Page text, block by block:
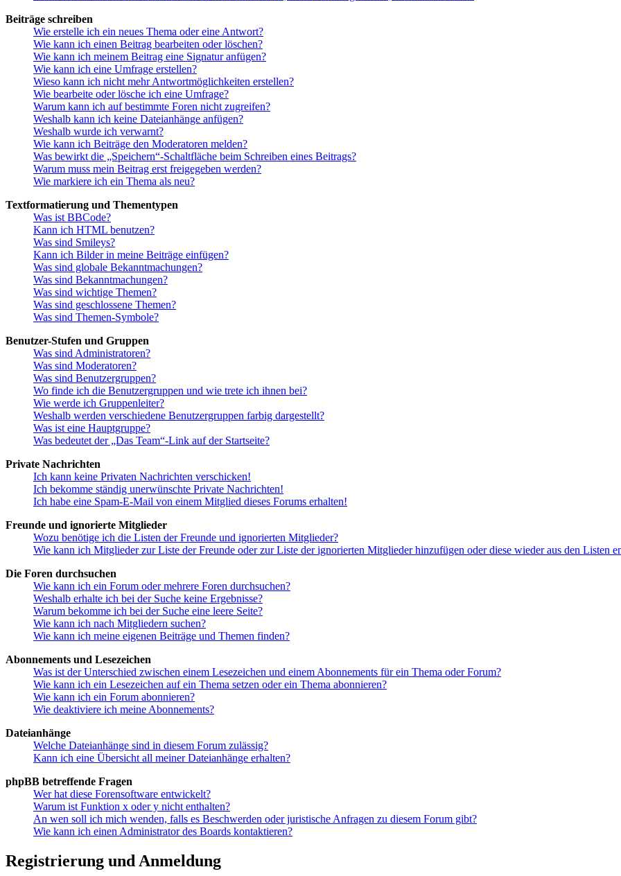
Beiträge schreiben
Wie erstelle ich ein neues Thema oder eine Antwort?
Wie kann ich einen Beitrag bearbeiten oder löschen?
Wie kann ich meinem Beitrag eine Signatur anfügen?
Wie kann ich eine Umfrage erstellen?
Wieso kann ich nicht mehr Antwortmöglichkeiten erstellen?
Wie bearbeite oder lösche ich eine Umfrage?
Warum kann ich auf bestimmte Foren nicht zugreifen?
Weshalb kann ich keine Dateianhänge anfügen?
Weshalb wurde ich verwarnt?
Wie kann ich Beiträge den Moderatoren melden?
Was bewirkt die „Speichern“-Schaltfläche beim Schreiben eines Beitrags?
Warum muss mein Beitrag erst freigegeben werden?
Wie markiere ich ein Thema als neu?
Textformatierung und Thementypen
Was ist BBCode?
Kann ich HTML benutzen?
Was sind Smileys?
Kann ich Bilder in meine Beiträge einfügen?
Was sind globale Bekanntmachungen?
Was sind Bekanntmachungen?
Was sind wichtige Themen?
Was sind geschlossene Themen?
Was sind Themen-Symbole?
Benutzer-Stufen und Gruppen
Was sind Administratoren?
Was sind Moderatoren?
Was sind Benutzergruppen?
Wo finde ich die Benutzergruppen und wie trete ich ihnen bei?
Wie werde ich Gruppenleiter?
Weshalb werden verschiedene Benutzergruppen farbig dargestellt?
Was ist eine Hauptgruppe?
Was bedeutet der „Das Team“-Link auf der Startseite?
Private Nachrichten
Ich kann keine Privaten Nachrichten verschicken!
Ich bekomme ständig unerwünschte Private Nachrichten!
Ich habe eine Spam-E-Mail von einem Mitglied dieses Forums erhalten!
Freunde und ignorierte Mitglieder
Wozu benötige ich die Listen der Freunde und ignorierten Mitglieder?
Wie kann ich Mitglieder zur Liste der Freunde oder zur Liste der ignorierten Mitglieder hinzufügen oder diese wieder aus den Listen
Die Foren durchsuchen
Wie kann ich ein Forum oder mehrere Foren durchsuchen?
Weshalb erhalte ich bei der Suche keine Ergebnisse?
Warum bekomme ich bei der Suche eine leere Seite?
Wie kann ich nach Mitgliedern suchen?
Wie kann ich meine eigenen Beiträge und Themen finden?
Abonnements und Lesezeichen
Was ist der Unterschied zwischen einem Lesezeichen und einem Abonnements für ein Thema oder Forum?
Wie kann ich ein Lesezeichen auf ein Thema setzen oder ein Thema abonnieren?
Wie kann ich ein Forum abonnieren?
Wie deaktiviere ich meine Abonnements?
Dateianhänge
Welche Dateianhänge sind in diesem Forum zulässig?
Kann ich eine Übersicht all meiner Dateianhänge erhalten?
phpBB betreffende Fragen
Wer hat diese Forensoftware entwickelt?
Warum ist Funktion x oder y nicht enthalten?
An wen soll ich mich wenden, falls es Beschwerden oder juristische Anfragen zu diesem Forum gibt?
Wie kann ich einen Administrator des Boards kontaktieren?
Registrierung und Anmeldung